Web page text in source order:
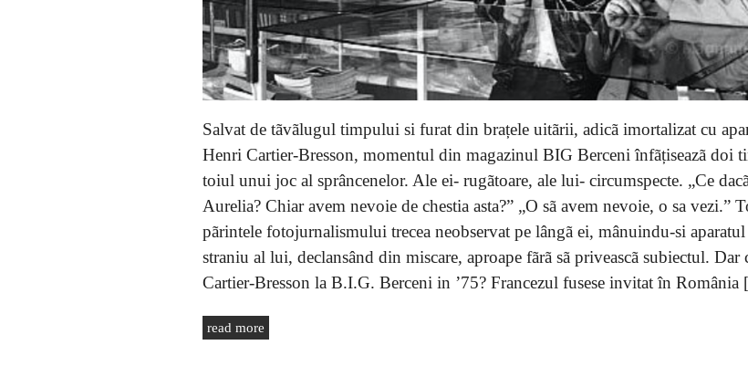
Salvat de tãvãlugul timpului si furat din brațele uitãrii, adicã imortalizat cu
Henri Cartier-Bresson, momentul din magazinul BIG Berceni înfãțiseazã doi
toiul unui joc al sprâncenelor. Ale ei- rugãtoare, ale lui- circumspecte. „Ce
Aurelia? Chiar avem nevoie de chestia asta?” „O sã avem nevoie, o sa vezi.”
pãrintele fotojurnalismului trecea neobservat pe lângã ei, mânuindu-si
straniu al lui, declansând din miscare, aproape fãrã sã priveascã subiectul. Dar
Cartier-Bresson la B.I.G. Berceni in ’75? Francezul fusese invitat în
read more